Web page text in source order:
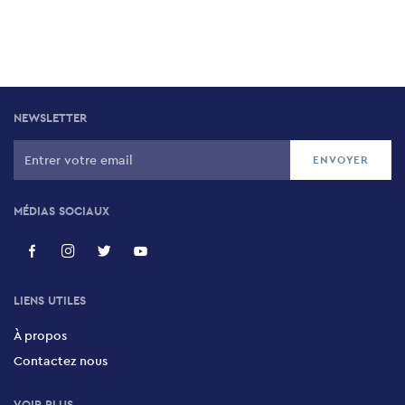
NEWSLETTER
MÉDIAS SOCIAUX
LIENS UTILES
À propos
Contactez nous